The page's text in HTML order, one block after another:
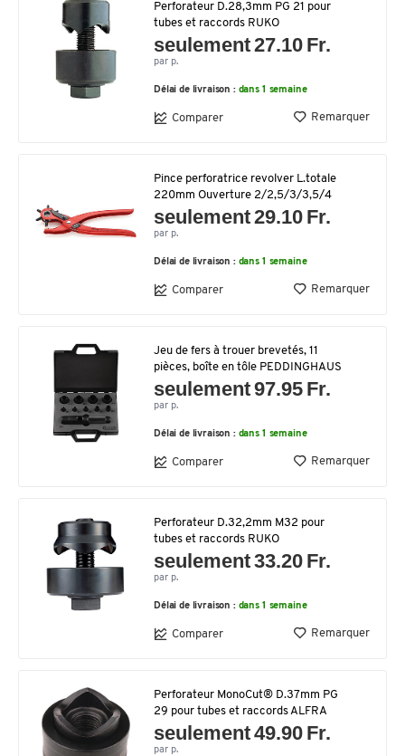
Perforateur D.28,3mm PG 21 pour
tubes et raccords RUKO
seulement 27.10 Fr.
par p.
Délai de livraison : dans 1 semaine
Comparer Remarquer
Pince perforatrice revolver L.totale
220mm Ouverture 2/2,5/3/3,5/4
seulement 29.10 Fr.
par p.
Délai de livraison : dans 1 semaine
Comparer Remarquer
Jeu de fers à trouer brevetés, 11
pièces, boîte en tôle PEDDINGHAUS
seulement 97.95 Fr.
par p.
Délai de livraison : dans 1 semaine
Comparer Remarquer
Perforateur D.32,2mm M32 pour
tubes et raccords RUKO
seulement 33.20 Fr.
par p.
Délai de livraison : dans 1 semaine
Comparer Remarquer
Perforateur MonoCut® D.37mm PG
29 pour tubes et raccords ALFRA
seulement 49.90 Fr.
par p.